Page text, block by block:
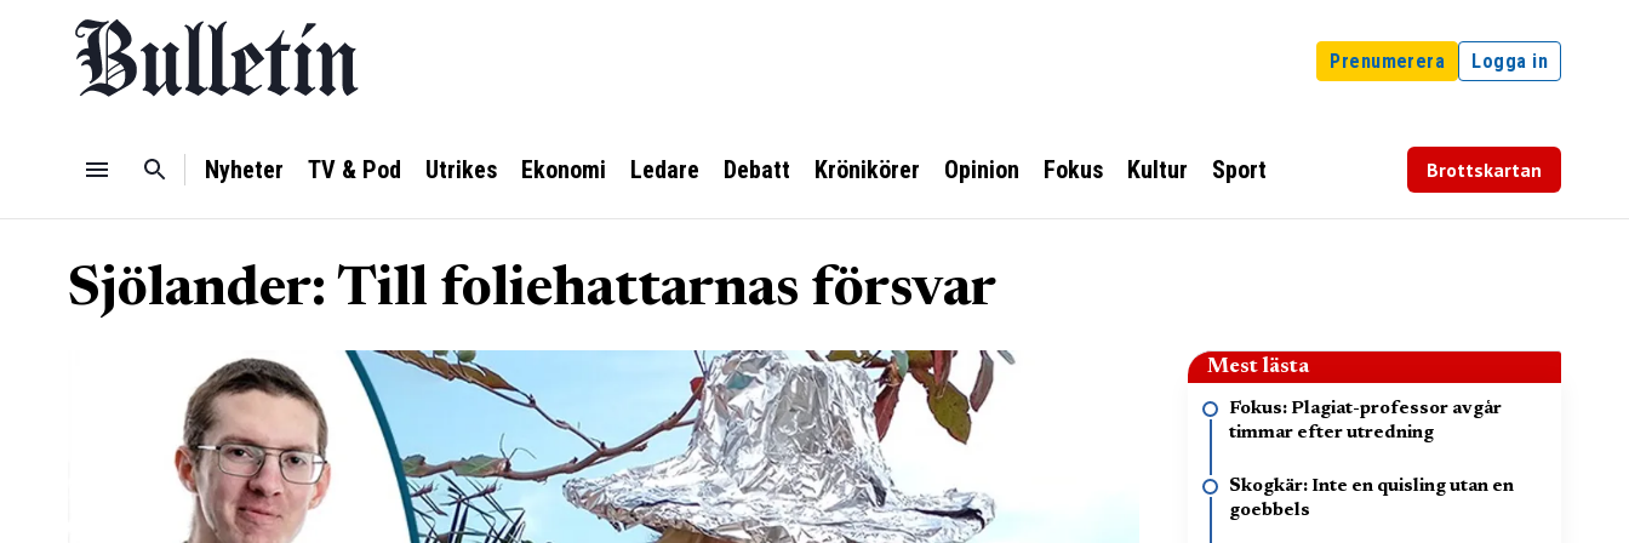
Prenumerera Logga in
Nyheter TV & Pod Utrikes Ekonomi Ledare Debatt Krönikörer Opinion Fokus Kultur Sport Brottskartan
Sjölander: Till foliehattarnas försvar
Mest lästa
Fokus: Plagiat-professor avgår
timmar efter utredning
Skogkär: Inte en quisling utan en
goebbels